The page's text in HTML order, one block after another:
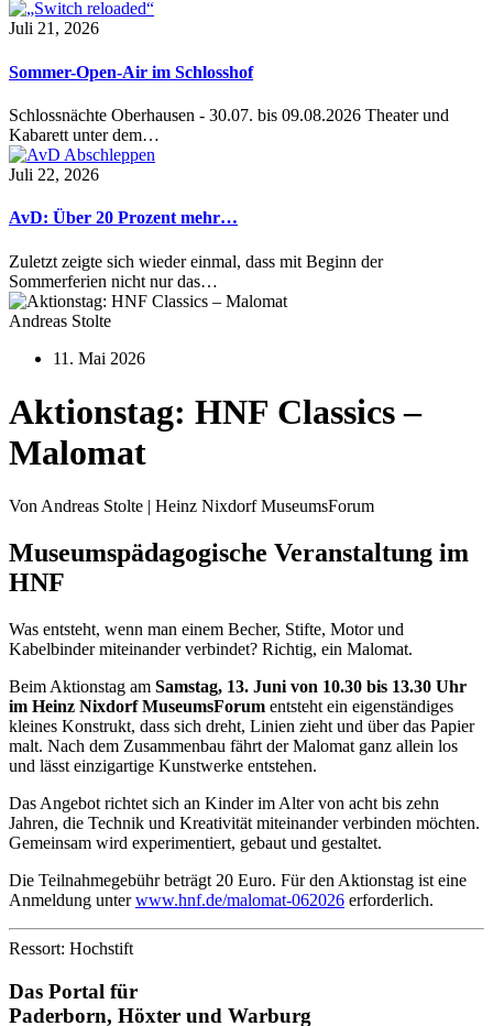
Juli 21, 2026
Sommer-Open-Air im Schlosshof
Schlossnächte Oberhausen - 30.07. bis 09.08.2026 Theater und
Kabarett unter dem…
Juli 22, 2026
AvD: Über 20 Prozent mehr…
Zuletzt zeigte sich wieder einmal, dass mit Beginn der
Sommerferien nicht nur das…
Andreas Stolte
11. Mai 2026
Aktionstag: HNF Classics –
Malomat
Von Andreas Stolte | Heinz Nixdorf MuseumsForum
Museumspädagogische Veranstaltung im
HNF
Was entsteht, wenn man einem Becher, Stifte, Motor und
Kabelbinder miteinander verbindet? Richtig, ein Malomat.
Beim Aktionstag am Samstag, 13. Juni von 10.30 bis 13.30 Uhr
im Heinz Nixdorf MuseumsForum entsteht ein eigenständiges
kleines Konstrukt, dass sich dreht, Linien zieht und über das Papier
malt. Nach dem Zusammenbau fährt der Malomat ganz allein los
und lässt einzigartige Kunstwerke entstehen.
Das Angebot richtet sich an Kinder im Alter von acht bis zehn
Jahren, die Technik und Kreativität miteinander verbinden möchten.
Gemeinsam wird experimentiert, gebaut und gestaltet.
Die Teilnahmegebühr beträgt 20 Euro. Für den Aktionstag ist eine
Anmeldung unterwww.hnf.de/malomat-062026 erforderlich.
Ressort: Hochstift
Das Portal für
Paderborn, Höxter und Warburg